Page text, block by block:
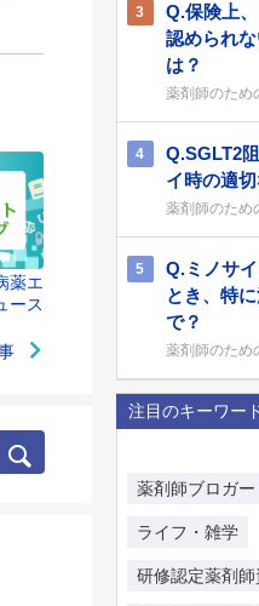
薬エ
ース
3
Q.保険上
認められ
は？
薬剤師のため
4
Q.SGLT2
イ時の適
薬剤師のため
5
Q.ミノサ
とき、特
で？
薬剤師のため
注目のキーワー
薬剤師ブロガー
ライフ・雑学
研修認定薬剤師